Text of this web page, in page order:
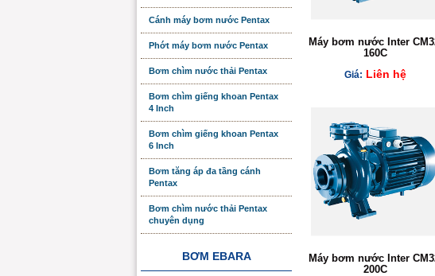
Máy bơm nước Inter
160C
Giá: Liên hệ
Máy bơm nước Inter
200C
Cánh máy bơm nước Pentax
Phớt máy bơm nước Pentax
Bơm chìm nước thải Pentax
Bơm chìm giếng khoan Pentax
4 Inch
Bơm chìm giếng khoan Pentax
6 Inch
Bơm tăng áp đa tầng cánh
Pentax
Bơm chìm nước thải Pentax
chuyên dụng
BƠM EBARA